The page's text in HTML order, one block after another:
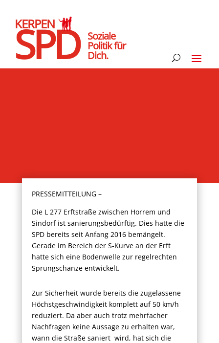
SPD
KERPEN
Soziale
Politik für
Dich.
PRESSEMITTEILUNG –
Die L 277 Erftstraße zwischen Horrem und
Sindorf ist sanierungsbedürftig. Dies hatte die
SPD bereits seit Anfang 2016 bemängelt.
Gerade im Bereich der S-Kurve an der Erft
hatte sich eine Bodenwelle zur regelrechten
Sprungschanze entwickelt.
Zur Sicherheit wurde bereits die zugelassene
Höchstgeschwindigkeit komplett auf 50 km/h
reduziert. Da aber auch trotz mehrfacher
Nachfragen keine Aussage zu erhalten war,
wann die Straße saniert wird, hat sich die